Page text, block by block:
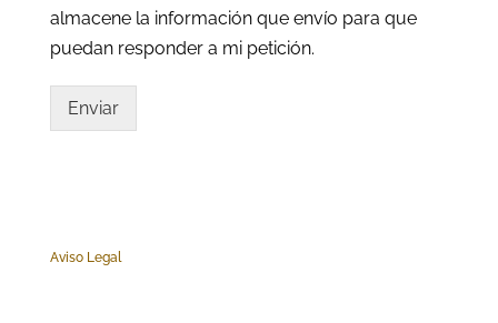
almacene la información que envío para que
puedan responder a mi petición.
Enviar
Aviso Legal